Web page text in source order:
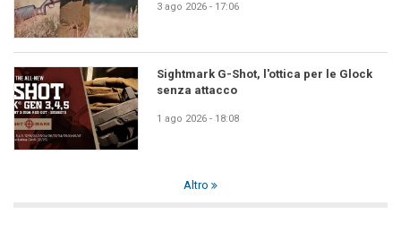
3 ago 2026 - 17:06
Sightmark G-Shot, l'ottica per le Glock
senza attacco
1 ago 2026 - 18:08
Altro